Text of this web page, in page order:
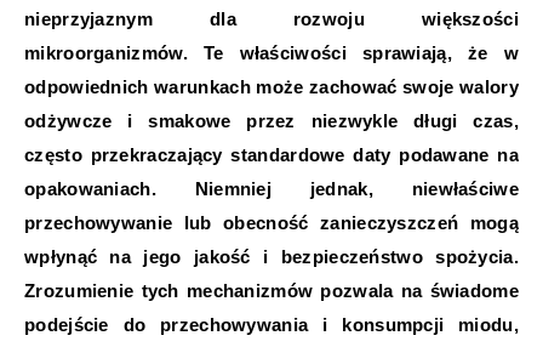
nieprzyjaznym dla rozwoju większości
mikroorganizmów. Te właściwości sprawiają, że w
odpowiednich warunkach może zachować swoje walory
odżywcze i smakowe przez niezwykle długi czas,
często przekraczający standardowe daty podawane na
opakowaniach. Niemniej jednak, niewłaściwe
przechowywanie lub obecność zanieczyszczeń mogą
wpłynąć na jego jakość i bezpieczeństwo spożycia.
Zrozumienie tych mechanizmów pozwala na świadome
podejście do przechowywania i konsumpcji miodu,